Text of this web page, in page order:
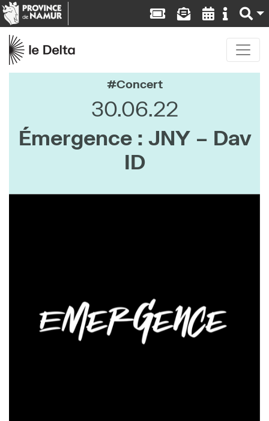
Concert
30.06.22
Émergence : JNY – Dav
ID